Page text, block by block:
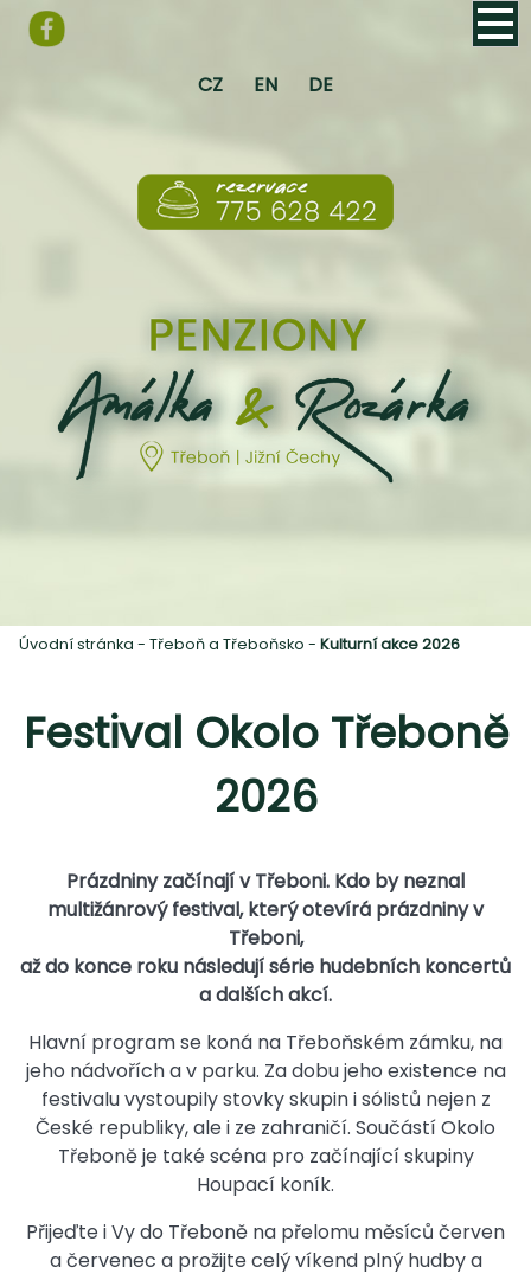
CZ EN DE
Úvodní stránka - Třeboň a Třeboňsko - Kulturní akce 2026
Festival Okolo Třeboně
2026
Prázdniny začínají v Třeboni. Kdo by neznal
multižánrový festival, který otevírá prázdniny v
Třeboni,
až do konce roku následují série hudebních koncertů
a dalších akcí.
Hlavní program se koná na Třeboňském zámku, na
jeho nádvořích a v parku. Za dobu jeho existence na
festivalu vystoupily stovky skupin i sólistů nejen z
České republiky, ale i ze zahraničí. Součástí Okolo
Třeboně je také scéna pro začínající skupiny
Houpací koník.
Přijeďte i Vy do Třeboně na přelomu měsíců červen
a červenec a prožijte celý víkend plný hudby a